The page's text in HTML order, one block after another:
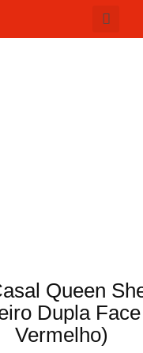
Queen
Dupla
Vermelho)